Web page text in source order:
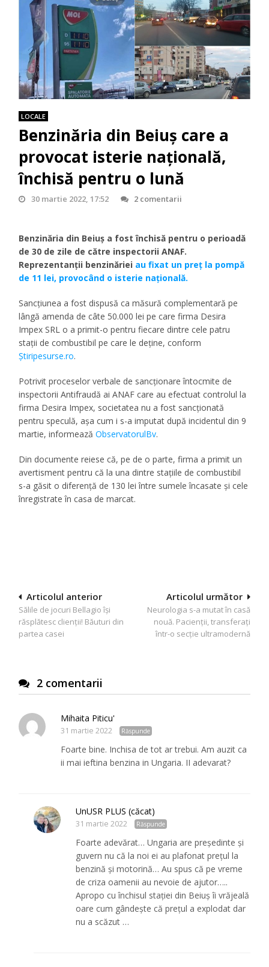
LOCALE
Benzinăria din Beiuș care a
provocat isterie națională,
închisă pentru o lună
30 martie 2022, 17:52 2 comentarii
Benzinăria din Beiuș a fost închisă pentru o perioadă
de 30 de zile de către inspectorii ANAF.
Reprezentanții benzinăriei au fixat un preț la pompă
de 11 lei, provocând o isterie națională.
Sancţiunea a fost dispusă ca măsură complementară pe
lângă amenda de câte 50.000 lei pe care firma Desira
Impex SRL o a primit-o pentru fiecare dintre cele patru
staţii de combustibil pe care le deţine, conform
Știripesurse.ro.
Potrivit proceselor verbale de sancţionare întocmite de
inspectorii Antifraudă ai ANAF care au efectuat controlul la
firma Desira Impex, societatea nu a fost sancţionată
pentru speculă, aşa cum i s-a imputat după incidentul din 9
martie, informeazăObservatorulBv.
Din documente reiese că, pe de o parte, firma a primit un
avertisment pentru că la una dintre staţiile de combustibil
s-a găsit o diferenţă de 130 lei între sumele încasate şi cele
înregistrate în casa de marcat.
Navigare
în
articole
Articolul următor
Neurologia s-a mutat în casă
nouă. Pacienții, transferați
într-o secție ultramodernă
Articolul anterior
Sălile de jocuri Bellagio își
răsplătesc clienții! Băuturi din
partea casei
2 comentarii
Mihaita Piticu'
31 martie 2022 Răspunde
Foarte bine. Inchisa de tot ar trebui. Am auzit ca
ii mai ieftina benzina in Ungaria. II adevarat?
UnUSR PLUS (căcat)
31 martie 2022 Răspunde
Foarte adevărat… Ungaria are președinte și
guvern nu că la noi ei au plafonat prețul la
benzină și motorină… Au spus că pe vreme
de criza oamenii au nevoie de ajutor…..
Apropo cu închisul stației din Beiuș îi vrăjeală
oare cum gândește că prețul a explodat dar
nu a scăzut …